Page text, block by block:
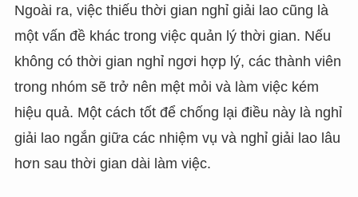
Ngoài ra, việc thiếu thời gian nghỉ giải lao cũng là
một vấn đề khác trong việc quản lý thời gian. Nếu
không có thời gian nghỉ ngơi hợp lý, các thành viên
trong nhóm sẽ trở nên mệt mỏi và làm việc kém
hiệu quả. Một cách tốt để chống lại điều này là nghỉ
giải lao ngắn giữa các nhiệm vụ và nghỉ giải lao lâu
hơn sau thời gian dài làm việc.